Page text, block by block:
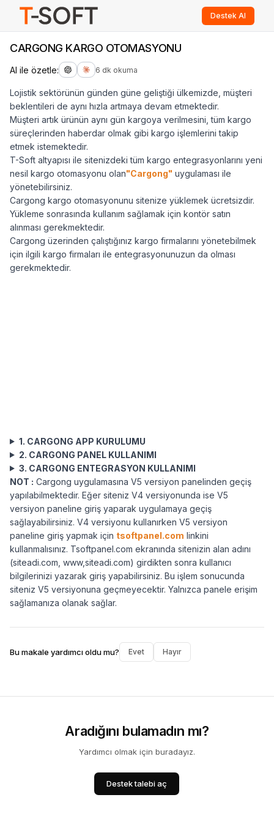
Destek Al
CARGONG KARGO OTOMASYONU
AI ile özetle: 6 dk okuma
Lojistik sektörünün günden güne geliştiği ülkemizde, müşteri
beklentileri de aynı hızla artmaya devam etmektedir.
Müşteri artık ürünün aynı gün kargoya verilmesini, tüm kargo
süreçlerinden haberdar olmak gibi kargo işlemlerini takip
etmek istemektedir.
T-Soft altyapısı ile sitenizdeki tüm kargo entegrasyonlarını yeni
nesil kargo otomasyonu olan"Cargong" uygulaması ile
yönetebilirsiniz.
Cargong kargo otomasyonunu sitenize yüklemek ücretsizdir.
Yükleme sonrasında kullanım sağlamak için kontör satın
alınması gerekmektedir.
Cargong üzerinden çalıştığınız kargo firmalarını yönetebilmek
için ilgili kargo firmaları ile entegrasyonunuzun da olması
gerekmektedir.
1. CARGONG APP KURULUMU
2. CARGONG PANEL KULLANIMI
3. CARGONG ENTEGRASYON KULLANIMI
NOT : Cargong uygulamasına V5 versiyon panelinden geçiş
yapılabilmektedir. Eğer siteniz V4 versiyonunda ise V5
versiyon paneline giriş yaparak uygulamaya geçiş
sağlayabilirsiniz. V4 versiyonu kullanırken V5 versiyon
paneline giriş yapmak için tsoftpanel.com linkini
kullanmalısınız. Tsoftpanel.com ekranında sitenizin alan adını
(siteadi.com, www,siteadi.com) girdikten sonra kullanıcı
bilgilerinizi yazarak giriş yapabilirsiniz. Bu işlem sonucunda
siteniz V5 versiyonuna geçmeyecektir. Yalnızca panele erişim
sağlamanıza olanak sağlar.
Bu makale yardımcı oldu mu? Evet Hayır
Aradığını bulamadın mı?
Yardımcı olmak için buradayız.
Destek talebi aç